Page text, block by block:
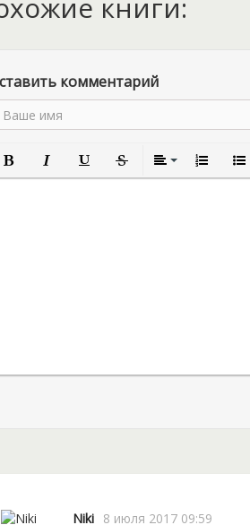
книги:
комментарий
КурсивПодчеркнутый
ЗачеркнутыйВыравнивание
Niki 8 июля 2017 09:59